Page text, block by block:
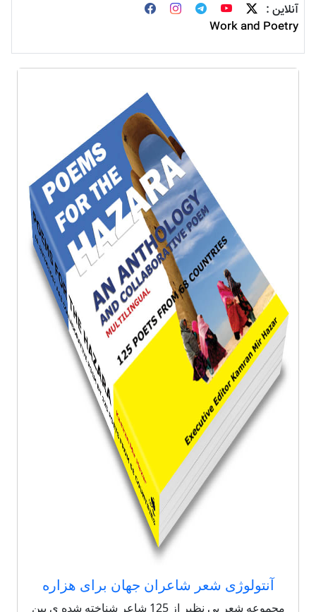
آنلاین :
Work and Poetry
آنتولوژی شعر شاعران جهان برای هزاره
مجموعه شعر بی نظیر از 125 شاعر شناخته شده ی بین